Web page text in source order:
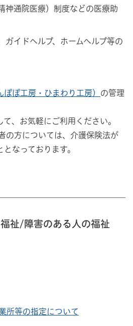
神通院医療）制度などの医療助
ガイドヘルプ、ホームヘルプ等の
ぽぽ工房・ひまわり工房） の管理
、お気軽にご利用ください。
の方については、介護保険法が
なっております。
祉/障害のある人の福祉
所等の指定について